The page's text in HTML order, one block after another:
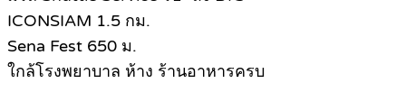
ICONSIAM 1.5 กม.
Sena Fest 650 ม.
ใกล้โรงพยาบาล ห้าง ร้านอาหารครบ